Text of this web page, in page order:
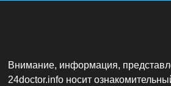
Внимание, информация,
24doctor.info носит